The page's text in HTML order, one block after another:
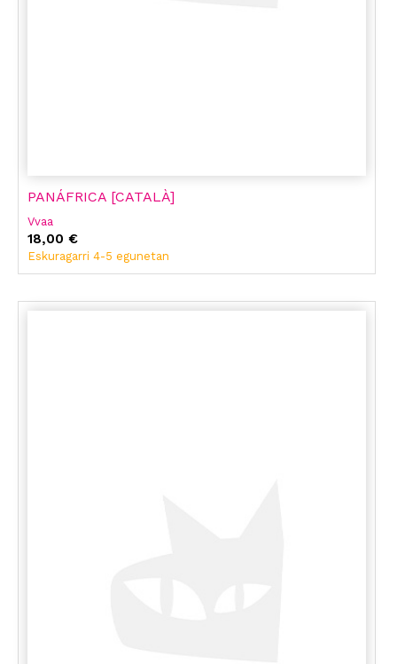
PANÁFRICA [CATALÀ]
Vvaa
18,00 €
Eskuragarri 4-5 egunetan